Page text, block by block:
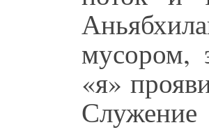
мусором,
«я»